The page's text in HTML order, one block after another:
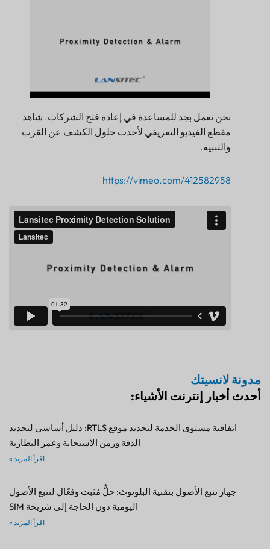
المتعقب
منارة
المستشعر
نحن نعمل بجد للمساعدة في إعادة فتح الشركات. شاهد
مقطع الفيديو التعريفي لأحدث حلول الكشف عن القرب
والتنبيه.
https://vimeo.com/412582958
مدونة لانسيتك
أحدث أخبار إنترنت الأشياء:
اتفاقية مستوى الخدمة لتحديد موقع RTLS: دليل أساسي لتحديد
الدقة وزمن الاستجابة وعمر البطارية
اقرأ المزيد »
جهاز تتبع الأصول بتقنية البلوتوث: حلٌّ مُثبت وفعّال لتتبع الأصول
اليومية دون الحاجة إلى شريحة SIM
اقرأ المزيد »